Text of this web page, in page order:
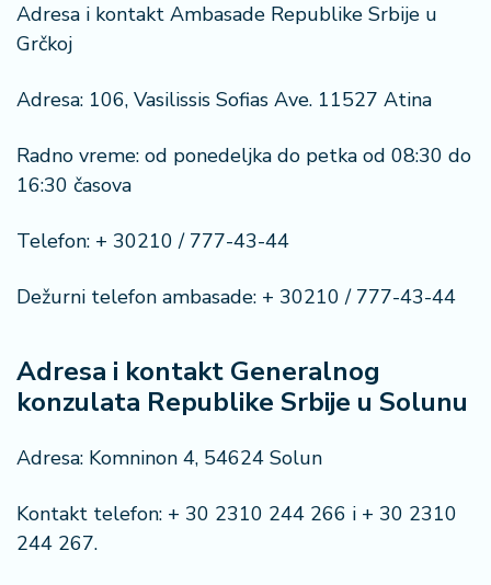
Adresa i kontakt Ambasade Republike Srbije u
Grčkoj
Adresa: 106, Vasilissis Sofias Ave. 11527 Atina
Radno vreme: od ponedeljka do petka od 08:30 do
16:30 časova
Telefon: + 30210 / 777-43-44
Dežurni telefon ambasade: + 30210 / 777-43-44
Adresa i kontakt Generalnog
konzulata Republike Srbije u Solunu
Adresa: Komninon 4, 54624 Solun
Kontakt telefon: + 30 2310 244 266 i + 30 2310
244 267.